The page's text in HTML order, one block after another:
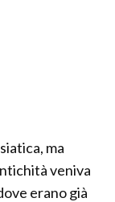
ma
veniva
erano già